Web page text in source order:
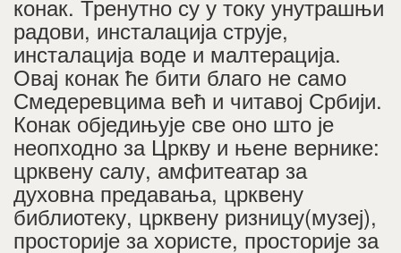
конак. Тренутно су у току унутрашњи
радови, инсталација струје,
инсталација воде и малтерација.
Овај конак ће бити благо не само
Смедеревцима већ и читавој Србији.
Конак обједињује све оно што је
неопходно за Цркву и њене вернике:
црквену салу, амфитеатар за
духовна предавања, црквену
библиотеку, црквену ризницу(музеј),
просторије за хористе, просторије за